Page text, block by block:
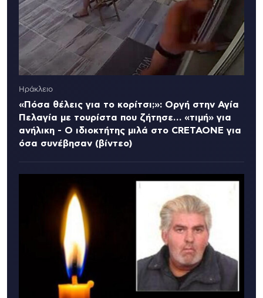
Ηράκλειο
«Πόσα θέλεις για το κορίτσι;»: Οργή στην Αγία
Πελαγία με τουρίστα που ζήτησε… «τιμή» για
ανήλικη - Ο ιδιοκτήτης μιλά στο CRETAONE για
όσα συνέβησαν (βίντεο)